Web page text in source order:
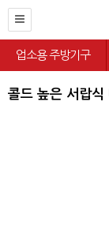
업소용 주방기구
콜드 높은 서랍